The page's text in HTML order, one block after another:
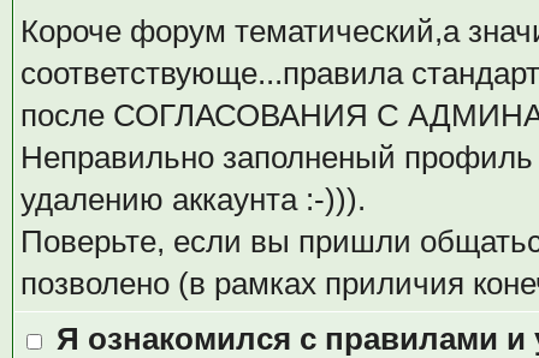
Короче форум тематический,а
соответствующе...правила
после СОГЛАСОВАНИЯ С
Неправильно заполненый
удалению аккаунта :-))).
Поверьте, если вы пришли
позволено (в рамках приличия
Я ознакомился с правилами